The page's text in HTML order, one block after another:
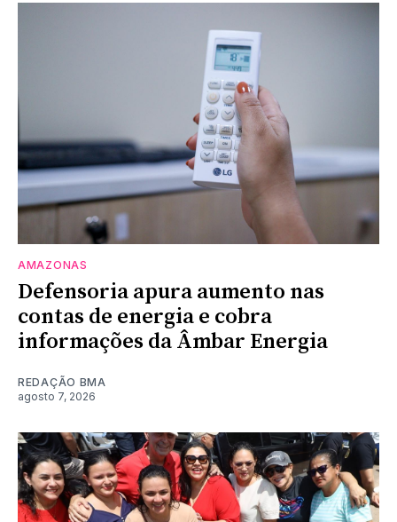
AMAZONAS
Defensoria apura aumento nas
contas de energia e cobra
informações da Âmbar Energia
REDAÇÃO BMA
agosto 7, 2026